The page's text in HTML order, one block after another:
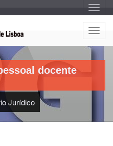
A
l
t
e
r
a
g
o
A
l
t
e
a
a
docente
Jurídico